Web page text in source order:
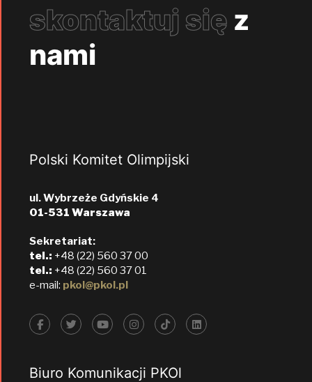
skontaktuj się z
nami
Polski Komitet Olimpijski
ul. Wybrzeże Gdyńskie 4
01-531 Warszawa
Sekretariat:
tel.: +48 (22) 560 37 00
tel.: +48 (22) 560 37 01
e-mail: pkol@pkol.pl
Biuro Komunikacji PKOl